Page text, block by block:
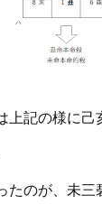
上記の様に
たのが、未